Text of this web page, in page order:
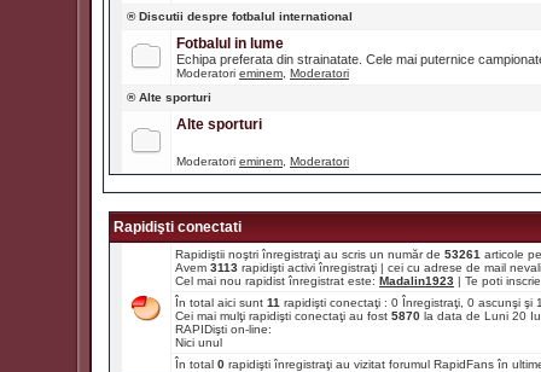
® Discutii despre fotbalul international
Fotbalul in lume
Echipa preferata din strainatate. Cele mai puternice
Moderatori eminem Moderatori
® Alte sporturi
Alte sporturi
Moderatori eminem Moderatori
Rapidişti conectati
Rapidiştii noştri înregistraţi au scris un număr de 53261 articole
Avem 3113 rapidişti activi înregistraţi | cei cu adrese de mail
Cel mai nou rapidist înregistrat este: Madalin1923 | Te poti
În total aici sunt 11 rapidişti conectaţi : 0 Înregistraţi, 0 ascunşi
Cei mai mulţi rapidişti conectaţi au fost 5870 la data de Luni 20
RAPIDişti on-line:
Nici unul
În total 0 rapidişti înregistraţi au vizitat forumul RapidFans în